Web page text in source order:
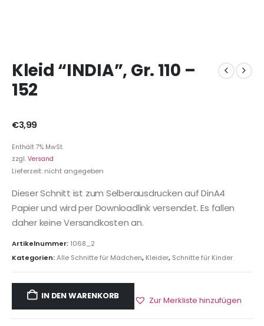
Kleid “INDIA”, Gr. 110 –
152
€3,99
Enthält 7% MwSt.
zzgl. Versand
Lieferzeit: nicht angegeben
Dieser Schnitt ist zum Selberausdrucken auf DinA4
Papier und wird per Downloadlink versendet. Es fallen
daher keine Versandkosten an.
Artikelnummer: 1068_2
Kategorien:Alle Schnitte für Mädchen, Kleider, Schnitte für Kinder
IN DEN WARENKORB Zur Merkliste hinzufügen